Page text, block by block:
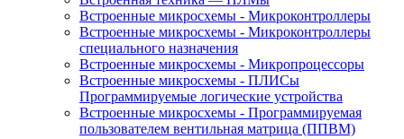
and
Thyristors)
(Drivers
and
Interfaces)
Защита
цепей
(Circuit
Звуковые
чипы
специального
Измерительное
и тестовое
оборудование
Встроенные микросхемы - Микроконтроллеры
Встроенные микросхемы - Микроконтроллеры
специального назначения
Встроенные микросхемы - Микропроцессоры
Встроенные микросхемы - ПЛИСы
Программируемые логические устройства
Встроенные микросхемы - Программируемая
пользователем вентильная матрица (ППВМ)